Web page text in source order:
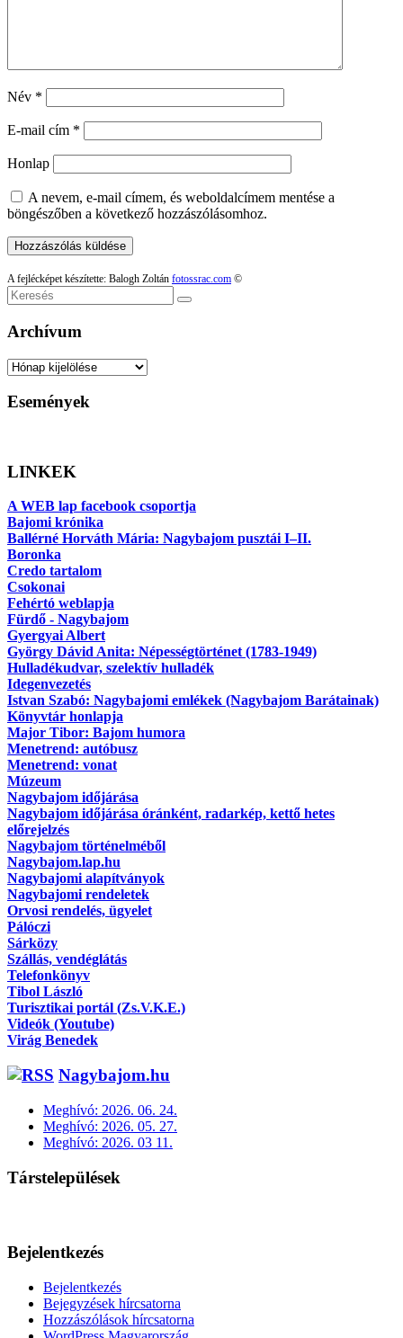
Név *
E-mail cím *
Honlap
A nevem, e-mail címem, és weboldalcímem mentése a
böngészőben a következő hozzászólásomhoz.
A fejlécképet készítette: Balogh Zoltán fotossrac.com ©
Keresés
Archívum
Archívum
Események
LINKEK
A WEB lap facebook csoportja
Bajomi krónika
Ballérné Horváth Mária: Nagybajom pusztái I–II.
Boronka
Credo tartalom
Csokonai
Fehértó weblapja
Fürdő - Nagybajom
Gyergyai Albert
György Dávid Anita: Népességtörténet (1783-1949)
Hulladékudvar, szelektív hulladék
Idegenvezetés
Istvan Szabó: Nagybajomi emlékek (Nagybajom Barátainak)
Könyvtár honlapja
Major Tibor: Bajom humora
Menetrend: autóbusz
Menetrend: vonat
Múzeum
Nagybajom időjárása
Nagybajom időjárása óránként, radarkép, kettő hetes
előrejelzés
Nagybajom történelméből
Nagybajom.lap.hu
Nagybajomi alapítványok
Nagybajomi rendeletek
Orvosi rendelés, ügyelet
Pálóczi
Sárközy
Szállás, vendéglátás
Telefonkönyv
Tibol László
Turisztikai portál (Zs.V.K.E.)
Videók (Youtube)
Virág Benedek
Nagybajom.hu
Meghívó: 2026. 06. 24.
Meghívó: 2026. 05. 27.
Meghívó: 2026. 03 11.
Társtelepülések
Bejelentkezés
Bejelentkezés
Bejegyzések hírcsatorna
Hozzászólások hírcsatorna